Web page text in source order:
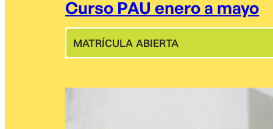
Curso PAU enero a mayo
MATRÍCULA ABIERTA